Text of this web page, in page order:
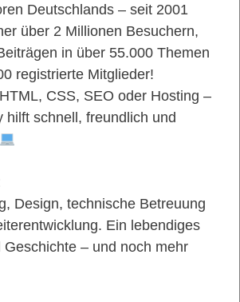
Deutschlands – seit 2001
über 2 Millionen Besuchern,
in über 55.000 Themen
registrierte Mitglieder!
CSS, SEO oder Hosting –
hilft schnell, freundlich und
Design, technische Betreuung
Ein lebendiges
Geschichte – und noch mehr